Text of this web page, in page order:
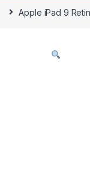
Apple iPad 9